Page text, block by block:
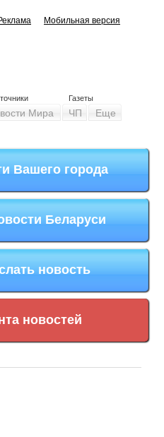
Мобильная версия
Газеты
Мира ЧП Еще
Вашего города
Беларуси
новость
новостей